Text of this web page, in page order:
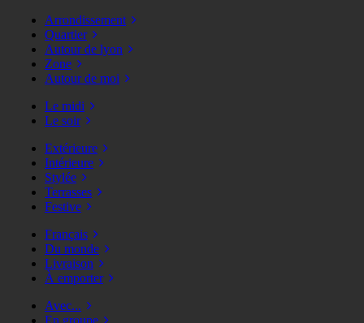
Arrondissement
Quartier
Autour de lyon
Zone
Autour de moi
Le midi
Le soir
Extérieure
Intérieure
Stylée
Terrasses
Festive
Français
Du monde
Livraison
À emporter
Avec...
En groupe